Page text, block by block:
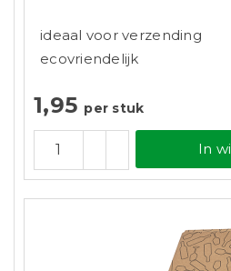
ideaal voor verzending
ecovriendelijk
1,95 per stuk
In